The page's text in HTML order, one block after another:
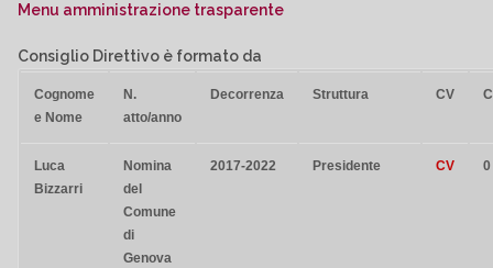
Menu amministrazione trasparente
Consiglio Direttivo è formato da
Cognome
e Nome
N.
atto/anno
Decorrenza Struttura CV
Luca
Bizzarri
Nomina
del
Comune
di
Genova
2017-2022 Presidente CV 0